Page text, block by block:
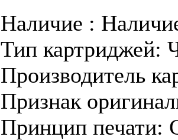
Наличие :
Тип картриджей:
Производитель
Признак
Принцип печати: